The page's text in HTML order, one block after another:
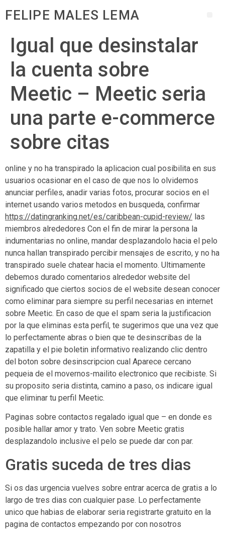
FELIPE MALES LEMA
Igual que desinstalar
la cuenta sobre
Meetic – Meetic seri­a
una parte e-commerce
sobre citas
online y no ha transpirado la aplicacion cual posibilita en sus
usuarios ocasionar en el caso de que nos lo olvidemos
anunciar perfiles, anadir varias fotos, procurar socios en el
internet usando varios metodos en busqueda, confirmar
https://datingranking.net/es/caribbean-cupid-review/ las
miembros alrededores Con el fin de mirar la persona la
indumentarias no online, mandar desplazandolo hacia el pelo
nunca hallan transpirado percibir mensajes de escrito, y no ha
transpirado suele chatear hacia el momento. Ultimamente
debemos durado comentarios alrededor website del
significado que ciertos socios de el website desean conocer
como eliminar para siempre su perfil necesarias en internet
sobre Meetic. En caso de que el spam seri­a la justificacion
por la que eliminas esta perfil, te sugerimos que una vez que
lo perfectamente abras o bien que te desinscribas de la
zapatilla y el pie boletin informativo realizando clic dentro
del boton sobre desinscripcion cual Aparece cercano
pequeia de el movernos-mailito electronico que recibiste. Si
su proposito seri­a distinta, camino a paso, os indicare igual
que eliminar tu perfil Meetic.
Paginas sobre contactos regalado igual que – en donde es
posible hallar amor y trato. Ven sobre Meetic gratis
desplazandolo inclusive el pelo se puede dar con par.
Gratis suceda de tres dias
Si os das urgencia vuelves sobre entrar acerca de gratis a lo
largo de tres dias con cualquier pase. Lo perfectamente
unico que habias de elaborar seri­a registrarte gratuito en la
pagina de contactos empezando por con nosotros